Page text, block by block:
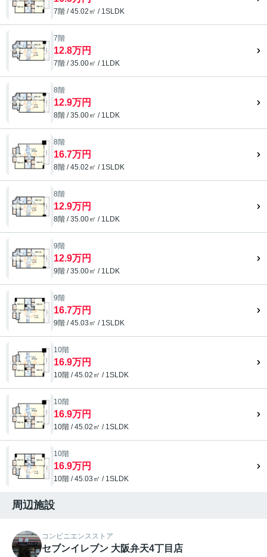
7階 / 45.02㎡ / 1SLDK
7階
12.8万円
7階 / 35.00㎡ / 1LDK
8階
12.9万円
8階 / 35.00㎡ / 1LDK
8階
16.7万円
8階 / 45.02㎡ / 1SLDK
8階
12.9万円
8階 / 35.00㎡ / 1LDK
9階
12.9万円
9階 / 35.00㎡ / 1LDK
9階
16.7万円
9階 / 45.03㎡ / 1SLDK
10階
16.9万円
10階 / 45.02㎡ / 1SLDK
10階
16.9万円
10階 / 45.02㎡ / 1SLDK
10階
16.9万円
10階 / 45.03㎡ / 1SLDK
周辺施設
コンビニエンスストア
セブンイレブン 大阪弁天4丁目店